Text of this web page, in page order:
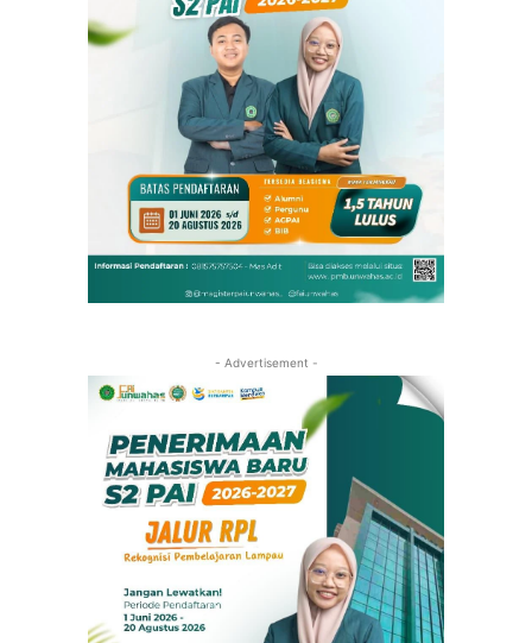
- Advertisement -